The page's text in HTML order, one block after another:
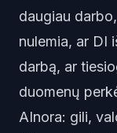
daugiau
nulemia, ar DI
darbą, ar
duomenų
AInora: gili,